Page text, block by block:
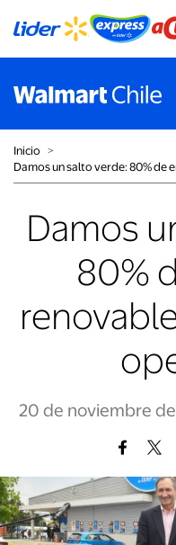
Inicio ˃
Damos un salto verde: 80%
Damos
80%
20 de noviembre